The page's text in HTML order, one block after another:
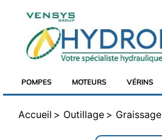
POMPES MOTEURS VÉRINS
Accueil Outillage Graissage